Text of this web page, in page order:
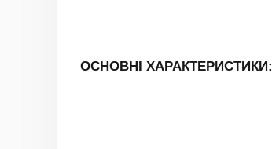
ОСНОВНІ ХАРАКТЕРИСТИКИ: